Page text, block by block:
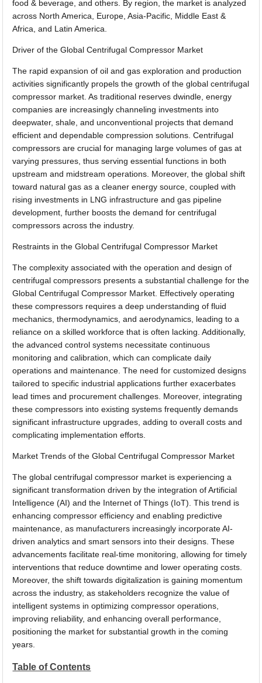
food & beverage, and others. By region, the market is analyzed
across North America, Europe, Asia-Pacific, Middle East &
Africa, and Latin America.
Driver of the Global Centrifugal Compressor Market
The rapid expansion of oil and gas exploration and production
activities significantly propels the growth of the global centrifugal
compressor market. As traditional reserves dwindle, energy
companies are increasingly channeling investments into
deepwater, shale, and unconventional projects that demand
efficient and dependable compression solutions. Centrifugal
compressors are crucial for managing large volumes of gas at
varying pressures, thus serving essential functions in both
upstream and midstream operations. Moreover, the global shift
toward natural gas as a cleaner energy source, coupled with
rising investments in LNG infrastructure and gas pipeline
development, further boosts the demand for centrifugal
compressors across the industry.
Restraints in the Global Centrifugal Compressor Market
The complexity associated with the operation and design of
centrifugal compressors presents a substantial challenge for the
Global Centrifugal Compressor Market. Effectively operating
these compressors requires a deep understanding of fluid
mechanics, thermodynamics, and aerodynamics, leading to a
reliance on a skilled workforce that is often lacking. Additionally,
the advanced control systems necessitate continuous
monitoring and calibration, which can complicate daily
operations and maintenance. The need for customized designs
tailored to specific industrial applications further exacerbates
lead times and procurement challenges. Moreover, integrating
these compressors into existing systems frequently demands
significant infrastructure upgrades, adding to overall costs and
complicating implementation efforts.
Market Trends of the Global Centrifugal Compressor Market
The global centrifugal compressor market is experiencing a
significant transformation driven by the integration of Artificial
Intelligence (AI) and the Internet of Things (IoT). This trend is
enhancing compressor efficiency and enabling predictive
maintenance, as manufacturers increasingly incorporate AI-
driven analytics and smart sensors into their designs. These
advancements facilitate real-time monitoring, allowing for timely
interventions that reduce downtime and lower operating costs.
Moreover, the shift towards digitalization is gaining momentum
across the industry, as stakeholders recognize the value of
intelligent systems in optimizing compressor operations,
improving reliability, and enhancing overall performance,
positioning the market for substantial growth in the coming
years.
Table of Contents